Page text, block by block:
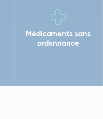
Médicaments sans
ordonnance